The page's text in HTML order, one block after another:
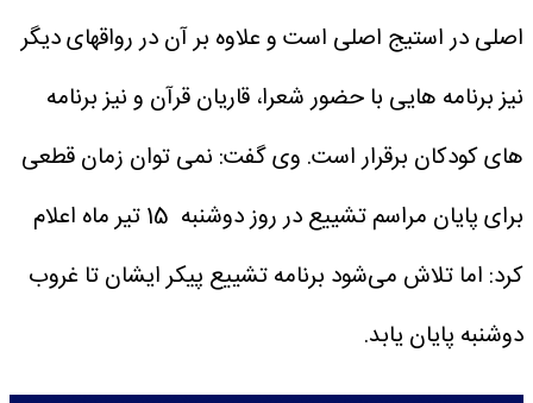
اصلی در استیج اصلی است و علاوه بر آن در رواقهای دیگر
نیز برنامه هایی با حضور شعرا، قاریان قرآن و نیز برنامه
های کودکان برقرار است. وی گفت: نمی توان زمان قطعی
برای پایان مراسم تشییع در روز دوشنبه 15 تیر ماه اعلام
کرد: اما تلاش می‌شود برنامه تشییع پیکر ایشان تا غروب
دوشنبه پایان یابد.